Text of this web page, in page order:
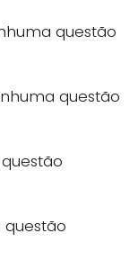
questão
questão
questão